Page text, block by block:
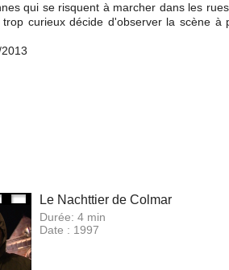
qui se risquent à marcher dans les
trop curieux décide d'observer la scène à
Le Nachttier de Colmar
Durée: 4 min
Date : 1997